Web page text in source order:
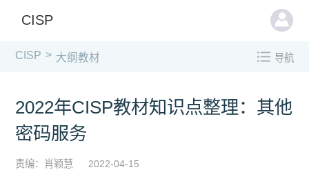
CISP
CISP > 大纲教材 导航
2022年CISP教材知识点整理：其他
密码服务
责编：肖颖慧 2022-04-15